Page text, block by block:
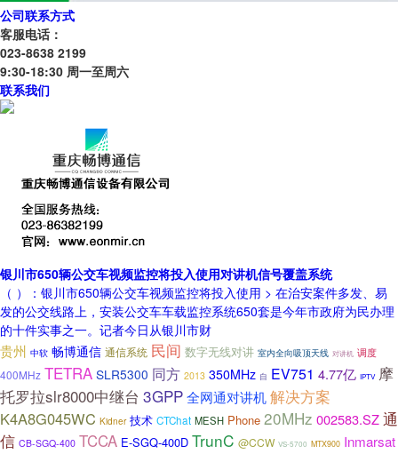
公司联系方式
客服电话：
023-8638 2199
9:30-18:30 周一至周六
联系我们
银川市650辆公交车视频监控将投入使用对讲机信号覆盖系统
（ ）：银川市650辆公交车视频监控将投入使用 > 在治安案件多发、易
发的公交线路上，安装公交车车载监控系统650套是今年市政府为民办理
的十件实事之一。记者今日从银川市财
贵州 中软 畅博通信 通信系统 民间 数字无线对讲 室内全向吸顶天线 对讲机 调度
400MHz TETRA SLR5300 同方 2013 350MHz 自 EV751 4.77亿 IPTV 摩
托罗拉slr8000中继台 3GPP全网通对讲机解决方案
K4A8G045WC Kidner 技术 CTChat MESH Phone 20MHz 002583.SZ通
信 CB-SGQ-400 TCCA E-SGQ-400D TrunC @CCW VS-5700 MTX900 Inmarsat